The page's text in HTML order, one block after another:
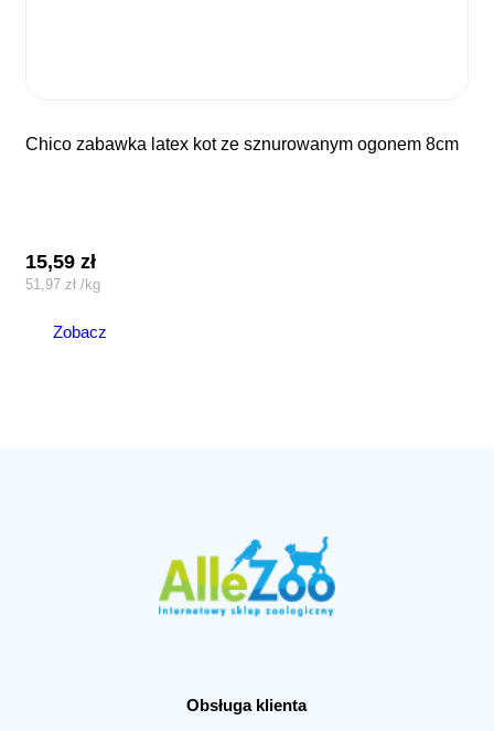
chico zabawka latex kot ze sznurowanym ogonem 8cm
15,59zł
51,97zł /kg
Zobacz
Obsługa klienta